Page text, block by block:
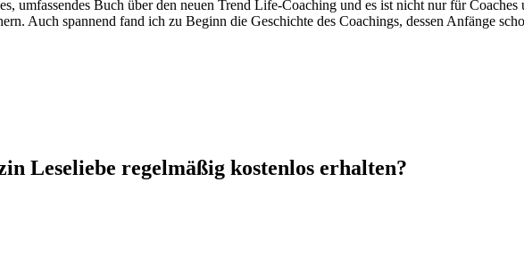
umfassendes Buch über den neuen Trend Life-Coaching und es ist nicht nur für
Auch spannend fand ich zu Beginn die Geschichte des Coachings, dessen Anfänge
Leseliebe regelmäßig kostenlos erhalten?